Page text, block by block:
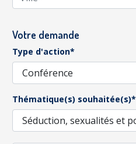
Votre demande
Type d'action*
Thématique(s) souhaitée(s)*